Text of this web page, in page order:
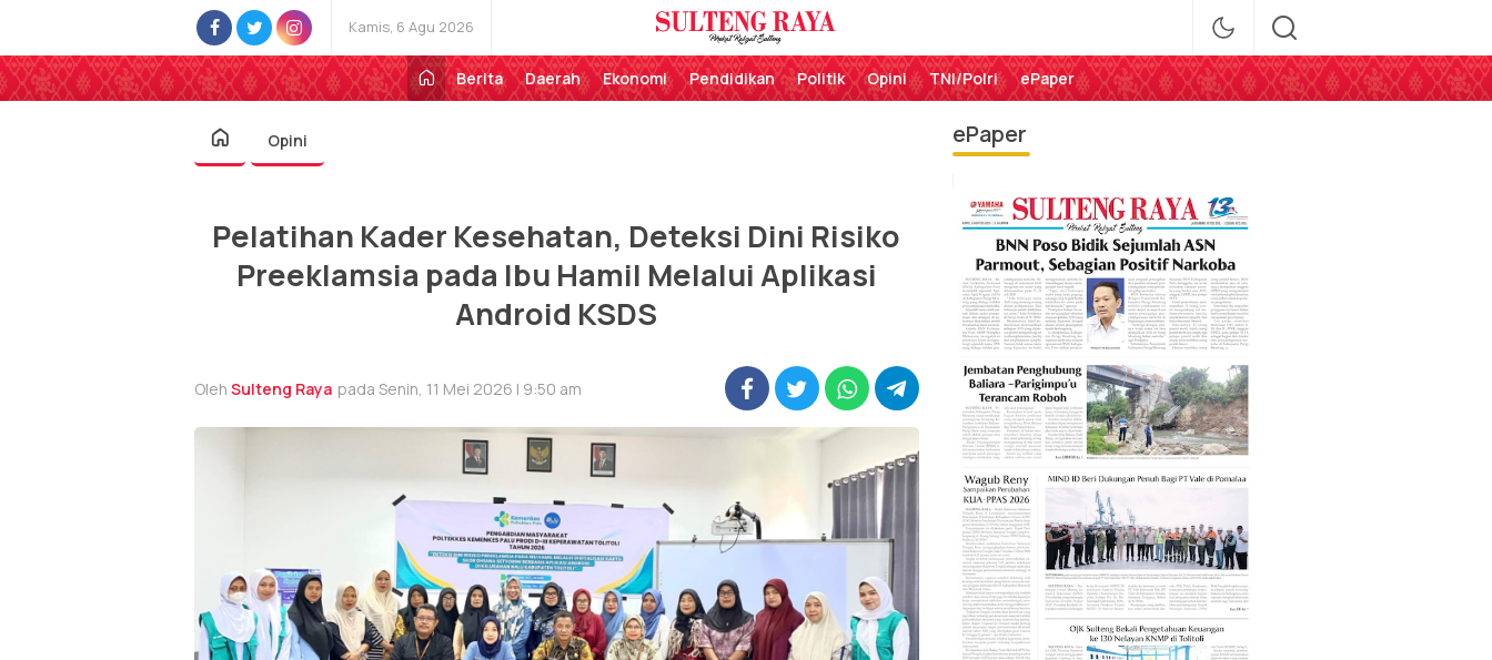
Kamis, 6 Agu 2026
Sulteng Raya
Perekat Rakyat Sulteng
Berita
Daerah Ekonomi Pendidikan Politik Opini TNI/Polri ePaper
Opini
Pelatihan Kader Kesehatan, Deteksi Dini Risiko
Preeklamsia pada Ibu Hamil Melalui Aplikasi
Android KSDS
Oleh Sulteng Raya pada Senin, 11 Mei 2026 | 9:50 am
ePaper